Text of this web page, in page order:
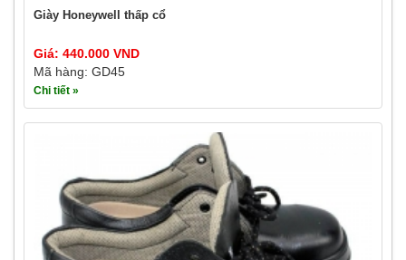
Giày Honeywell thấp cổ
Giá: 440.000 VND
Mã hàng: GD45
Chi tiết »